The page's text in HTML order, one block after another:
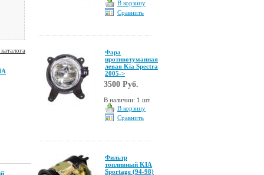
В корзину
Сравнить
Фара
противотуманная
левая Kia Spectra
2005->
3500 Руб.
В наличии: 1 шт.
В корзину
Сравнить
Фильтр
топливный KIA
Sportage (94-98)